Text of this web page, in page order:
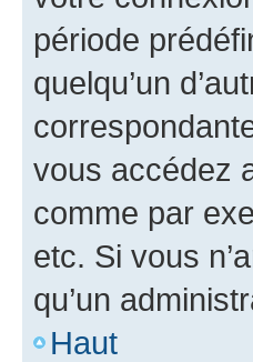
période
quelqu’un
vous accédez
comme par
etc. Si vous
qu’un
Haut